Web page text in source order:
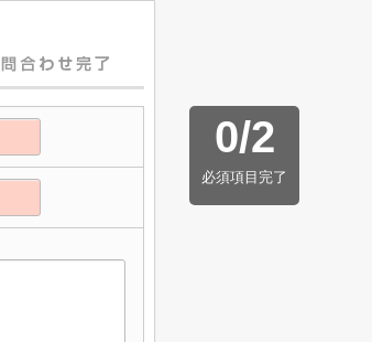
0/2
必須項目完了